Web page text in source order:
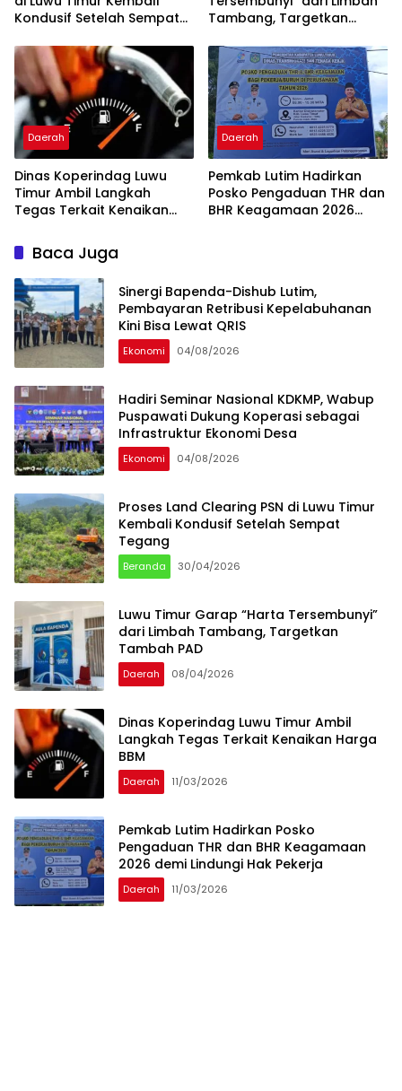
Kondusif Setelah Sempat
Tambang, Targetkan
Daerah
Dinas Koperindag Luwu
Timur Ambil Langkah
Tegas Terkait Kenaikan
Daerah
Pemkab Lutim Hadirkan
Posko Pengaduan THR dan
BHR Keagamaan 2026
Baca Juga
Sinergi Bapenda-Dishub Lutim,
Pembayaran Retribusi Kepelabuhanan
Kini Bisa Lewat QRIS
Ekonomi 04/08/2026
Hadiri Seminar Nasional KDKMP, Wabup
Puspawati Dukung Koperasi sebagai
Infrastruktur Ekonomi Desa
Ekonomi 04/08/2026
Proses Land Clearing PSN di Luwu Timur
Kembali Kondusif Setelah Sempat
Tegang
Beranda 30/04/2026
Luwu Timur Garap “Harta Tersembunyi”
dari Limbah Tambang, Targetkan
Tambah PAD
Daerah 08/04/2026
Dinas Koperindag Luwu Timur Ambil
Langkah Tegas Terkait Kenaikan Harga
BBM
Daerah 11/03/2026
Pemkab Lutim Hadirkan Posko
Pengaduan THR dan BHR Keagamaan
2026 demi Lindungi Hak Pekerja
Daerah 11/03/2026